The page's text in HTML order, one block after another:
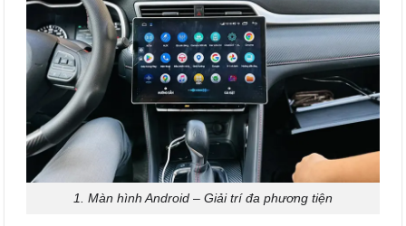
1. Màn hình Android – Giải trí đa phương tiện